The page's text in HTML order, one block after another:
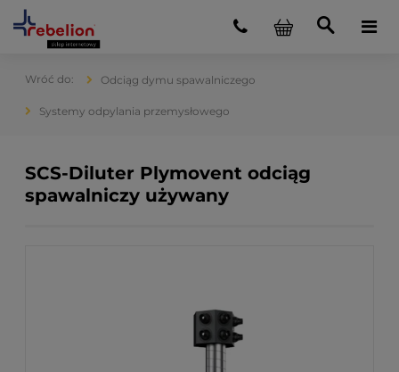
Odciąg dymu spawalniczego
Systemy odpylania przemysłowego
SCS-Diluter Plymovent odciąg
spawalniczy używany